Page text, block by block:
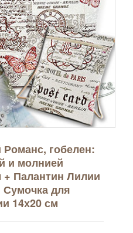
гобелен:
и молнией
+ Палантин Лилии
для
14х20 см